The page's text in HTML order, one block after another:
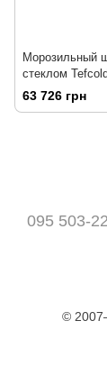
Морозильный
стеклом Tefcold
UFSC1450GCP-
63 726 грн
095 503-
©